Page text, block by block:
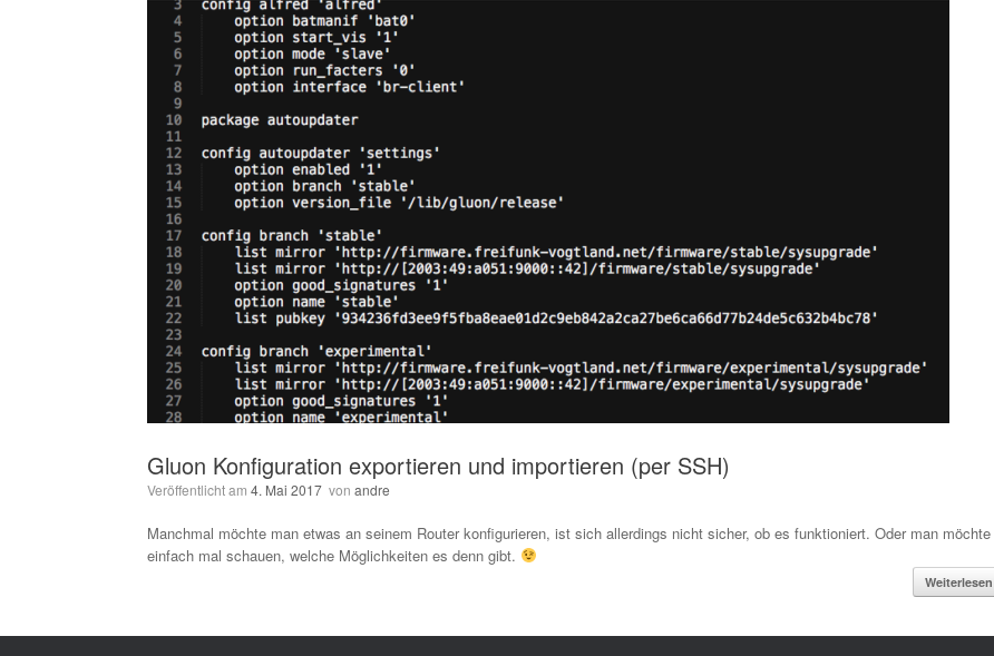
Gluon Konfiguration exportieren und importieren (per SSH)
Veröffentlicht am 4. Mai 2017 von andre
Manchmal möchte man etwas an seinem Router konfigurieren, ist sich allerdings nicht sicher, ob es funktioniert. Oder man möchte
einfach mal schauen, welche Möglichkeiten es denn gibt.
Weiterlesen